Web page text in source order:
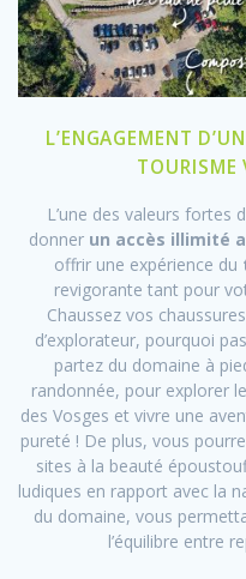
L’ENGAGEMENT
TOURISME
L’une des valeurs fortes
donner un accès illimité
offrir une expérience du
revigorante tant pour
Chaussez vos
d’explorateur, pourquoi
partez du domaine à
randonnée, pour explorer
des Vosges et vivre une
pureté ! De plus, vous
sites à la beauté
ludiques en rapport avec la
du domaine, vous
l’équilibre entre